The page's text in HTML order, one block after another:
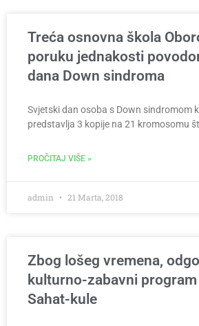
Treća osnovna škola
poruku jednakosti
dana Down sindroma
Svjetski dan osoba s Down sindromom
predstavlja 3 kopije na 21 kromosomu
PROČITAJ VIŠE »
admin 21 Marta, 2018
Zbog lošeg vremena,
kulturno-zabavni
Sahat-kule